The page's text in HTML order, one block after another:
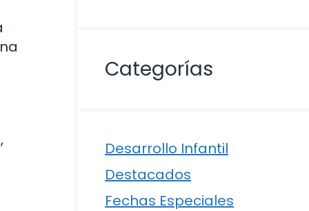
Categorías
Desarrollo Infantil
Destacados
Fechas Especiales